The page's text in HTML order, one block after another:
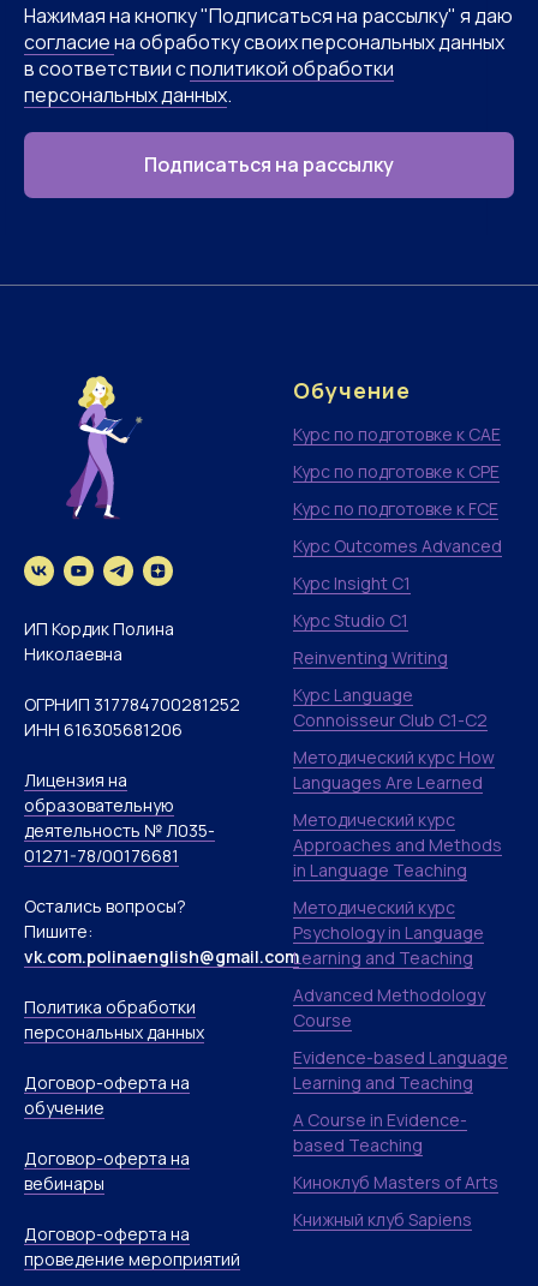
Нажимая на кнопку "Подписаться на рассылку" я даю
согласиена обработку своих персональных данных
в соответствии сполитикой обработки
персональных данных.
Подписаться на рассылку
ИП Кордик Полина
Николаевна
ОГРНИП 317784700281252
ИНН 616305681206
Лицензия на
образовательную
деятельность № Л035-
01271-78/00176681
Остались вопросы?
Пишите:
vk.com.polinaenglish@gmail.com
Политика обработки
персональных данных
Договор-оферта на
обучение
Договор-оферта на
вебинары
Договор-оферта на
проведение мероприятий
Обучение
Курс по подготовке к CAE
Курс по подготовке к CPE
Курс по подготовке к FCE
Курс Outcomes Advanced
Курс Insight C1
Курс Studio C1
Reinventing Writing
Курс Language
Connoisseur Club С1-C2
Методический курс How
Languages Are Learned
Методический курс
Approaches and Methods
in Language Teaching
Методический курс
Psychology in Language
Learning and Teaching
Advanced Methodology
Course
Evidence-based Language
Learning and Teaching
A Course in Evidence-
based Teaching
Киноклуб Masters of Arts
Книжный клуб Sapiens